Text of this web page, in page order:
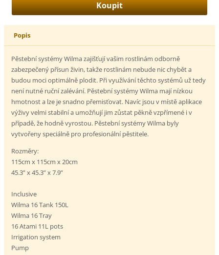
Popis
Pěstební systémy Wilma zajišťují vašim rostlinám odborně
zabezpečený přísun živin, takže rostlinám nebude nic chybět a
budou moci optimálně plodit. Při využívání těchto systémů už tedy
není nutné ruční zalévání. Pěstební systémy Wilma mají nízkou
hmotnost a lze je snadno přemisťovat. Navíc jsou v místě aplikace
výživy velmi stabilní a umožňují jim zůstat pěkně vzpřímené i v
případě, že hodně vyrostou. Pěstební systémy Wilma byly
vytvořeny speciálně pro profesionální pěstitele.
Rozměry:
115cm x 115cm x 20cm
45.3” x 45.3” x 7.9”
Inclusive
Wilma 16 Tank 150L
Wilma 16 Tray
16 Atami 11L pots
Irrigation system
Pump